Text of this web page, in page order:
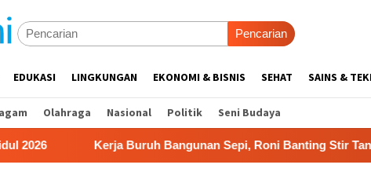
Pencarian
EDUKASI LINGKUNGAN EKONOMI & BISNIS SEHAT SAINS &
Olahraga Nasional Politik Seni Budaya
Buruh Bangunan Sepi, Roni Banting Stir Tanam Melon Untung